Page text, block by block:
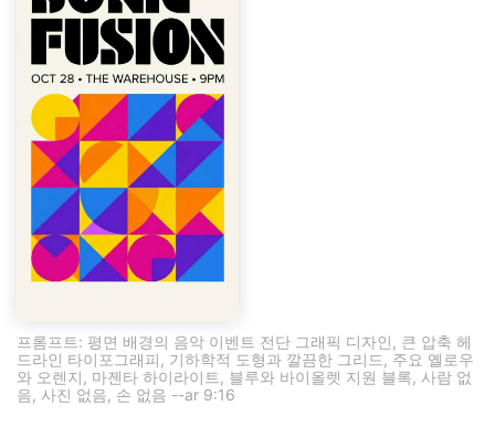
프롬프트: 평면 배경의 음악 이벤트 전단 그래픽 디자인, 큰 압축 헤
드라인 타이포그래피, 기하학적 도형과 깔끔한 그리드, 주요 옐로우
와 오렌지, 마젠타 하이라이트, 블루와 바이올렛 지원 블록, 사람 없
음, 사진 없음, 손 없음 --ar 9:16